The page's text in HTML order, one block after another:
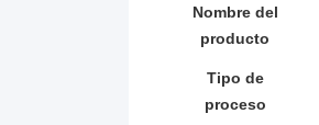
Nombre del
producto
Tipo de
proceso